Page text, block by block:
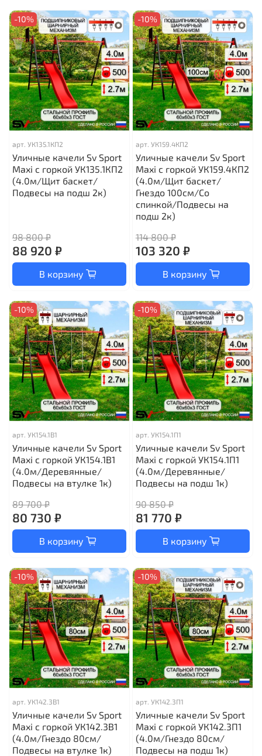
-10%
арт. УК135.1КП2
Уличные качели Sv Sport
Maxi с горкой УК135.1КП2
(4.0м/Щит баскет/
Подвесы на подш 2к)
98 800 ₽
88 920 ₽
В корзину
-10%
арт. УК159.4КП2
Уличные качели Sv Sport
Maxi с горкой УК159.4КП2
(4.0м/Щит баскет/
Гнездо 100см/Со
спинкой/Подвесы на
подш 2к)
114 800 ₽
103 320 ₽
В корзину
-10%
арт. УК154.1В1
Уличные качели Sv Sport
Maxi с горкой УК154.1В1
(4.0м/Деревянные/
Подвесы на втулке 1к)
89 700 ₽
80 730 ₽
В корзину
-10%
арт. УК154.1П1
Уличные качели Sv Sport
Maxi с горкой УК154.1П1
(4.0м/Деревянные/
Подвесы на подш 1к)
90 850 ₽
81 770 ₽
В корзину
-10%
арт. УК142.3В1
Уличные качели Sv Sport
Maxi с горкой УК142.3В1
(4.0м/Гнездо 80см/
Подвесы на втулке 1к)
-10%
арт. УК142.3П1
Уличные качели Sv Sport
Maxi с горкой УК142.3П1
(4.0м/Гнездо 80см/
Подвесы на подш 1к)